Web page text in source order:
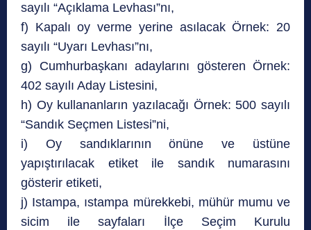
sayılı “Açıklama Levhası”nı,
f) Kapalı oy verme yerine asılacak Örnek: 20
sayılı “Uyarı Levhası”nı,
g) Cumhurbaşkanı adaylarını gösteren Örnek:
402 sayılı Aday Listesini,
h) Oy kullananların yazılacağı Örnek: 500 sayılı
“Sandık Seçmen Listesi”ni,
i) Oy sandıklarının önüne ve üstüne
yapıştırılacak etiket ile sandık numarasını
gösterir etiketi,
j) Istampa, ıstampa mürekkebi, mühür mumu ve
sicim ile sayfaları İlçe Seçim Kurulu